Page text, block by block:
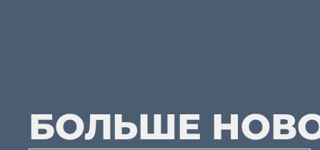
БОЛЬШЕ